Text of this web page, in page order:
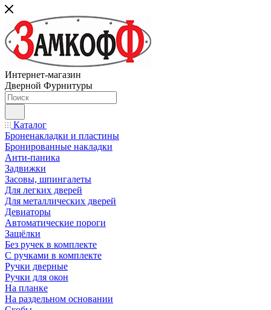
Интернет-магазин
Дверной Фурнитуры
Каталог
Броненакладки и пластины
Бронированные накладки
Анти-паника
Задвижки
Засовы, шпингалеты
Для легких дверей
Для металлических дверей
Девиаторы
Автоматические пороги
Защёлки
Без ручек в комплекте
С ручками в комплекте
Ручки дверные
Ручки для окон
На планке
На раздельном основании